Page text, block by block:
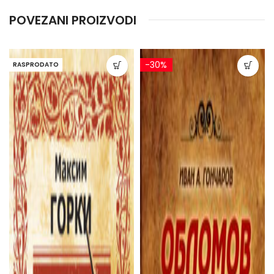
POVEZANI PROIZVODI
RASPRODATO -30%